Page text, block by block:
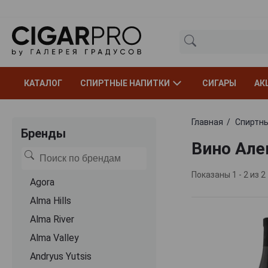
КАТАЛОГ СПИРТНЫЕ НАПИТКИ СИГАРЫ
Бренды
Agora
Alma Hills
Alma River
Alma Valley
Andryus Yutsis
Главная
Вино
Показаны 1 - 2 из 2